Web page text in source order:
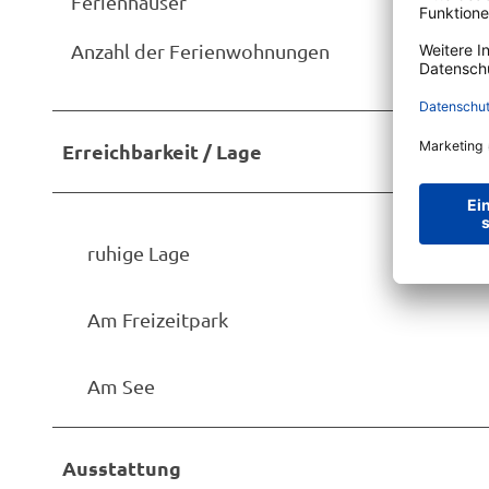
Anzahl der Ferienwohnungen
Erreichbarkeit / Lage
ruhige Lage
Am Freizeitpark
Am See
Ausstattung